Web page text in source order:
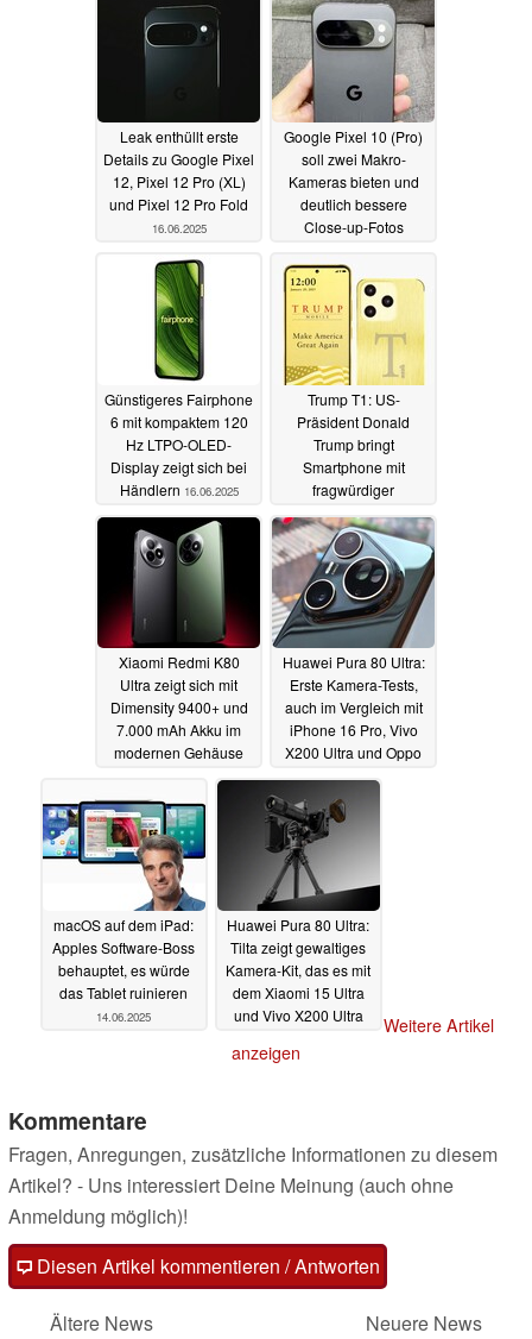
Leak enthüllt erste
Details zu Google Pixel
12, Pixel 12 Pro (XL)
und Pixel 12 Pro Fold
16.06.2025
Google Pixel 10 (Pro)
soll zwei Makro-
Kameras bieten und
deutlich bessere
Close-up-Fotos
Günstigeres Fairphone
6 mit kompaktem 120
Hz LTPO-OLED-
Display zeigt sich bei
Händlern 16.06.2025
Trump T1: US-
Präsident Donald
Trump bringt
Smartphone mit
fragwürdiger
Ausstattung auf den
Markt16.06.2025
Xiaomi Redmi K80
Ultra zeigt sich mit
Dimensity 9400+ und
7.000 mAh Akku im
modernen Gehäuse
Huawei Pura 80 Ultra:
Erste Kamera-Tests,
auch im Vergleich mit
iPhone 16 Pro, Vivo
X200 Ultra und Oppo
Find X8 Ultra15.06.2025
macOS auf dem iPad:
Apples Software-Boss
behauptet, es würde
das Tablet ruinieren
14.06.2025
Huawei Pura 80 Ultra:
Tilta zeigt gewaltiges
Kamera-Kit, das es mit
dem Xiaomi 15 Ultra
und Vivo X200 Ultra
13.06.2025
Weitere Artikel
anzeigen
Kommentare
Fragen, Anregungen, zusätzliche Informationen zu diesem
Artikel? - Uns interessiert Deine Meinung (auch ohne
Anmeldung möglich)!
Diesen Artikel kommentieren / Antworten
Ältere News
Neuere News